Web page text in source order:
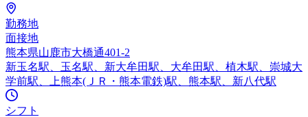
勤務地
面接地
熊本県山鹿市大橋通401-2
新玉名駅、玉名駅、新大牟田駅、大牟田駅、植木駅、崇城大
学前駅、上熊本(ＪＲ・熊本電鉄)駅、熊本駅、新八代駅
シフト